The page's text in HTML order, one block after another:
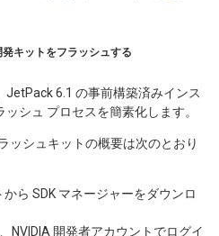
キットをフラッシュする
JetPack 6.1 の事前構築済みインス
シュ プロセスを簡素化します。
ッシュキットの概要は次のとおり
から SDK マネージャーをダウンロ
NVIDIA 開発者アカウントでログイ